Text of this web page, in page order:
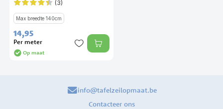
Waardering: (3)
Max breedte 140cm
14,95
Per meter
Op maat
info@tafelzeilopmaat.be
Contacteer ons